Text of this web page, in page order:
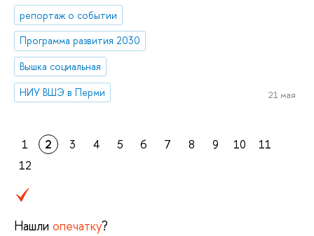
репортаж о событии
Программа развития 2030
Вышка социальная
НИУ ВШЭ в Перми
21 мая
1 2 3 4 5 6 7 8 9 10
11
12
Нашли опечатку?